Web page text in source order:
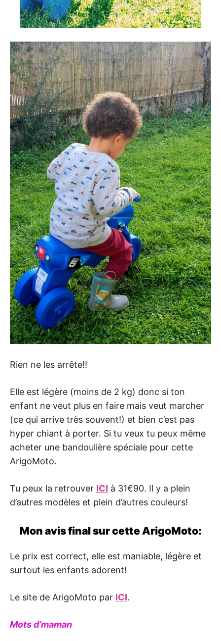
Rien ne les arrête!!
Elle est légère (moins de 2 kg) donc si ton
enfant ne veut plus en faire mais veut marcher
(ce qui arrive très souvent!) et bien c’est pas
hyper chiant à porter. Si tu veux tu peux même
acheter une bandoulière spéciale pour cette
ArigoMoto.
Tu peux la retrouver ICI à 31€90. Il y a plein
d’autres modèles et plein d’autres couleurs!
Mon avis final sur cette ArigoMoto:
Le prix est correct, elle est maniable, légère et
surtout les enfants adorent!
Le site de ArigoMoto par ICI.
Mots d’maman